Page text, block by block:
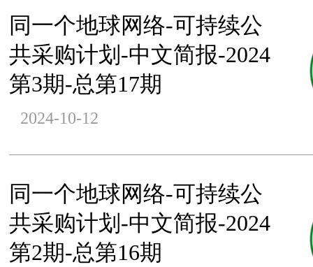
同一个地球网络-可持续公
共采购计划-中文简报-2024
第3期-总第17期
2024-10-12
同一个地球网络-可持续公
共采购计划-中文简报-2024
第2期-总第16期